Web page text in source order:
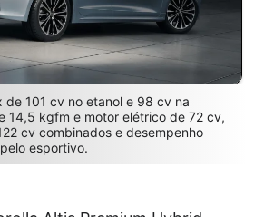
de 101 cv no etanol e 98 cv na
14,5 kgfm e motor elétrico de 72 cv,
cv combinados e desempenho
esportivo.